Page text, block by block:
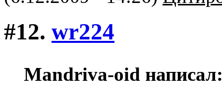
#12. wr224
Mandriva-oid